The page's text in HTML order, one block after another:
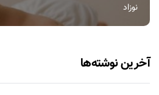
نوزاد
آخرین نوشته‌ها